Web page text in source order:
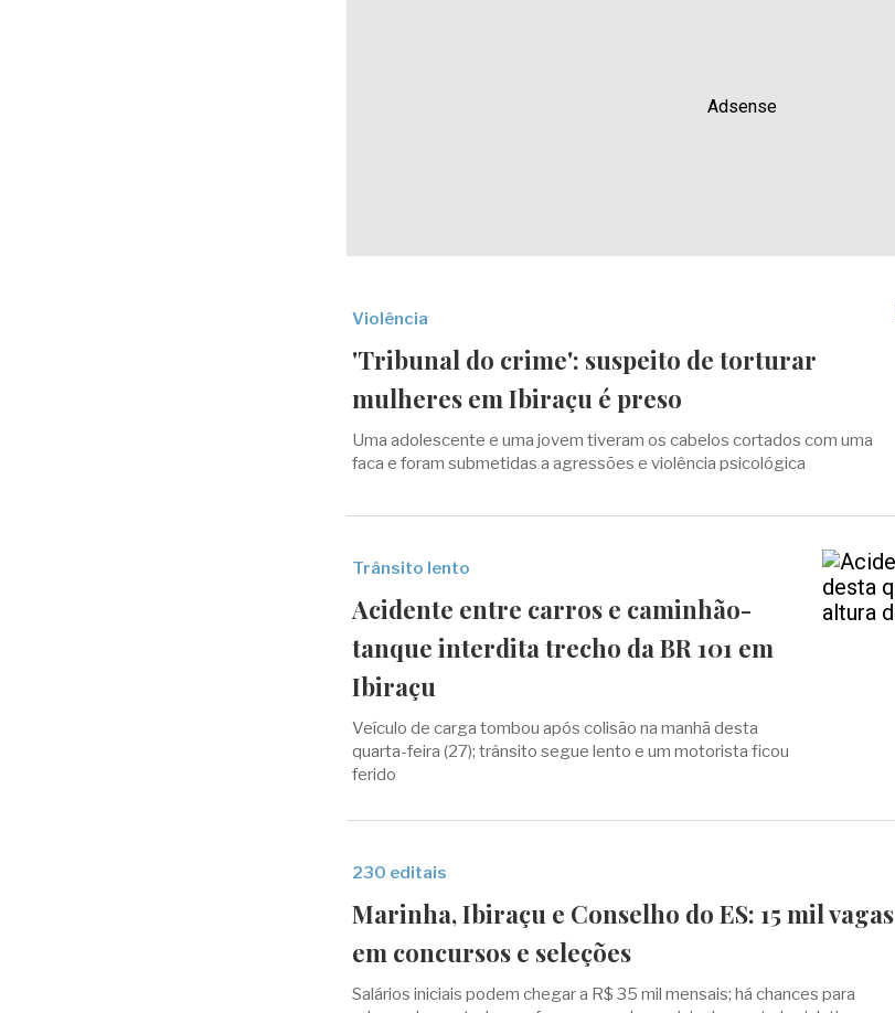
Adsense
Violência
'Tribunal do crime': suspeito de torturar
mulheres em Ibiraçu é preso
Uma adolescente e uma jovem tiveram os cabelos cortados com uma
faca e foram submetidas a agressões e violência psicológica
Trânsito lento
Acidente entre carros e caminhão-
tanque interdita trecho da BR 101 em
Ibiraçu
Veículo de carga tombou após colisão na manhã desta
quarta-feira (27); trânsito segue lento e um motorista ficou
ferido
230 editais
Marinha, Ibiraçu e Conselho do ES: 15 mil vagas
em concursos e seleções
Salários iniciais podem chegar a R$ 35 mil mensais; há chances para